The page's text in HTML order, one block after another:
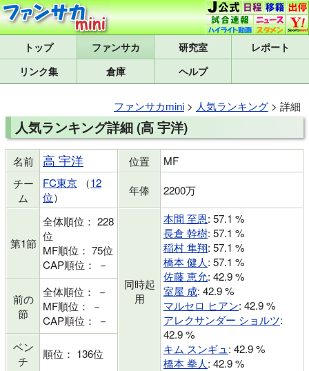
トップ 研究室
レポート
リンク集
倉庫 ヘルプ
ファンサカmini > 人気ランキング > 詳細
人気ランキング詳細 (高 宇洋)
名前 高 宇洋 位置
MF
チー
ム
FC東京 （12
位） 年俸 2200万
第1節
全体順位： 228
位
MF順位： 75位
CAP順位： －
同時起
用
本間 至恩: 57.1 %
長倉 幹樹: 57.1 %
稲村 隼翔: 57.1 %
橋本 健人: 57.1 %
佐藤 恵允: 42.9 %
室屋 成: 42.9 %
マルセロ ヒアン: 42.9 %
アレクサンダー ショルツ:
42.9 %
キム スンギュ : 42.9 %
橋本 拳人: 42.9 %
前の
節
全体順位： －
MF順位： －
CAP順位： －
ベン
チ
順位： 136位